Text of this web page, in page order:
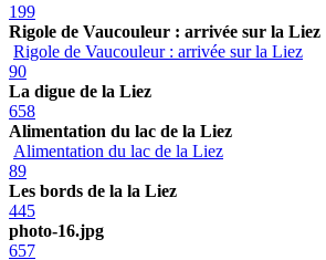
199
Rigole de Vaucouleur : arrivée sur la Liez
Rigole de Vaucouleur : arrivée sur la Liez
90
La digue de la Liez
658
Alimentation du lac de la Liez
Alimentation du lac de la Liez
89
Les bords de la la Liez
445
photo-16.jpg
657